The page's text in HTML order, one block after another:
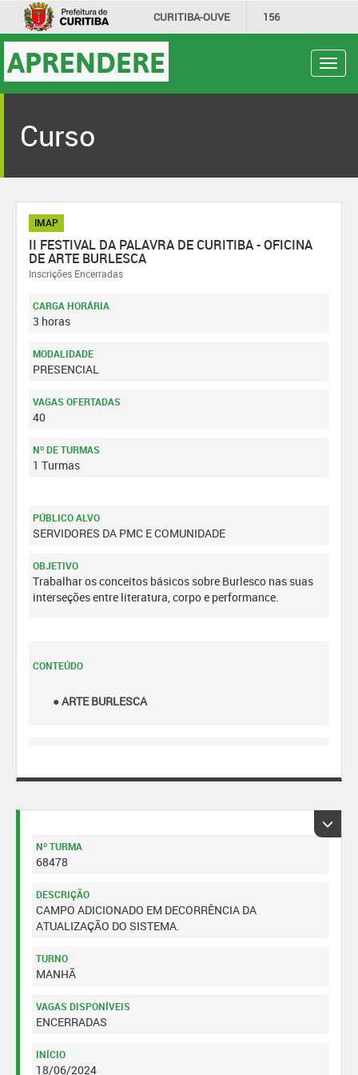
CURITIBA-OUVE 156
SECRETARIAS
APRENDERE
Curso
IMAP
II FESTIVAL DA PALAVRA DE CURITIBA - OFICINA
DE ARTE BURLESCA
Inscrições Encerradas
CARGA HORÁRIA
3 horas
MODALIDADE
PRESENCIAL
VAGAS OFERTADAS
40
Nº DE TURMAS
1 Turmas
PÚBLICO ALVO
SERVIDORES DA PMC E COMUNIDADE
OBJETIVO
Trabalhar os conceitos básicos sobre Burlesco nas suas
interseções entre literatura, corpo e performance.
CONTEÚDO
● ARTE BURLESCA
Nº TURMA
68478
DESCRIÇÃO
CAMPO ADICIONADO EM DECORRÊNCIA DA
ATUALIZAÇÃO DO SISTEMA.
TURNO
MANHÃ
VAGAS DISPONÍVEIS
ENCERRADAS
INÍCIO
18/06/2024